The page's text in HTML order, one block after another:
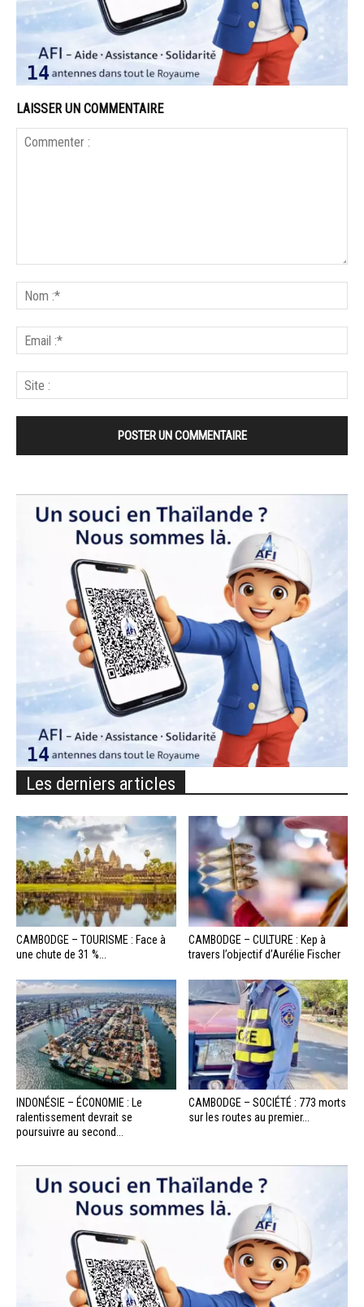
LAISSER UN COMMENTAIRE
Les derniers articles
CAMBODGE – TOURISME : Face à
une chute de 31 %...
CAMBODGE – CULTURE : Kep à
travers l’objectif d’Aurélie Fischer
INDONÉSIE – ÉCONOMIE : Le
ralentissement devrait se
poursuivre au second...
CAMBODGE – SOCIÉTÉ : 773 morts
sur les routes au premier...